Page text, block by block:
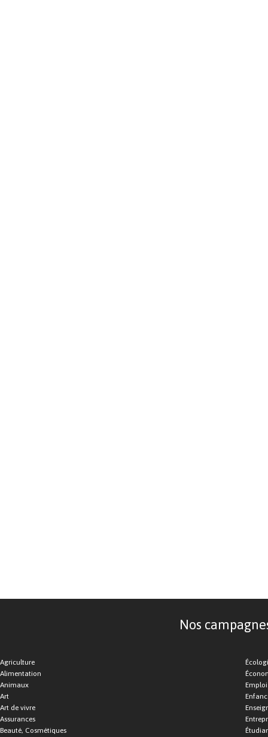
Nos
Agriculture
Alimentation
Animaux
Art
Art de vivre
Assurances
Beauté, Cosmétiques
Emploi